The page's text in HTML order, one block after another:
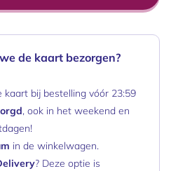
de kaart bezorgen?
kaart bij bestelling vóór 23:59
, ook in het weekend en
in de winkelwagen.
? Deze optie is